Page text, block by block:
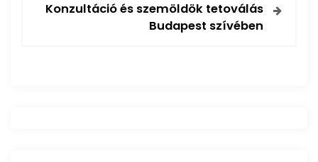
Konzultáció és szemöldök tetoválás
Budapest szívében